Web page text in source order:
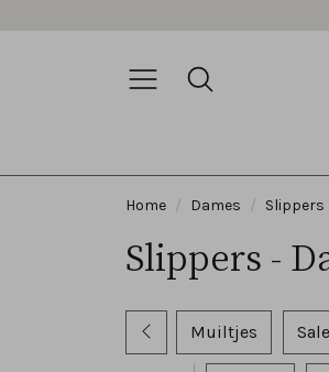
Home Dames Slippers
Slippers -
Muiltjes Sale